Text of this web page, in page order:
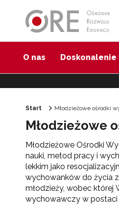
O nas Doskonalenie
Start Młodzieżowe ośrodki
Młodzieżowe
Młodzieżowe Ośrodki
nauki, metod pracy i
lekkim jako
wychowanków do życia
młodzieży, wobec której
wychowawczy w postaci